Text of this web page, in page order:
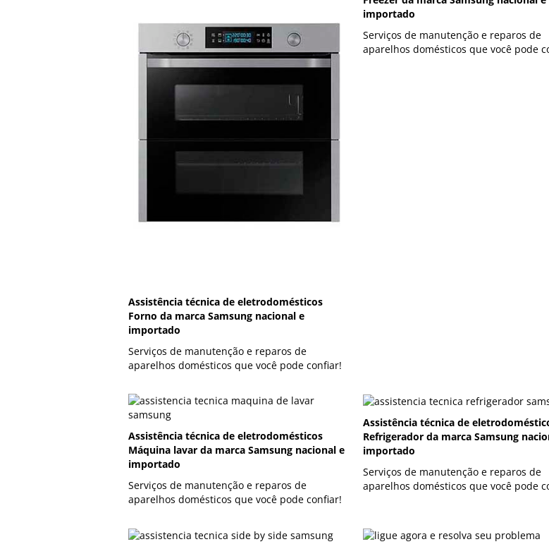
Assistência técnica de eletrodomésticos
Forno da marca Samsung nacional e
importado
Serviços de manutenção e reparos de
aparelhos domésticos que você pode confiar!
importado
Serviços de manutenção e reparos de
aparelhos domésticos que você pode
Assistência técnica de eletrodomésticos
Máquina lavar da marca Samsung nacional e
importado
Serviços de manutenção e reparos de
aparelhos domésticos que você pode confiar!
Assistência técnica de
Refrigerador da marca Samsung
importado
Serviços de manutenção e reparos de
aparelhos domésticos que você pode